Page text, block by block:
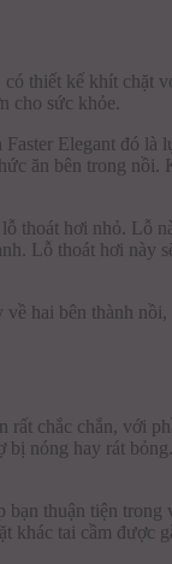
thiết kế khít
cho sức khỏe.
Elegant đó
ăn bên trong
thoát hơi nhỏ. Lỗ
Lỗ thoát hơi
hai bên thành
rất chắc chắn, với
bị nóng hay rát
thuận tiện
khác tai cầm được